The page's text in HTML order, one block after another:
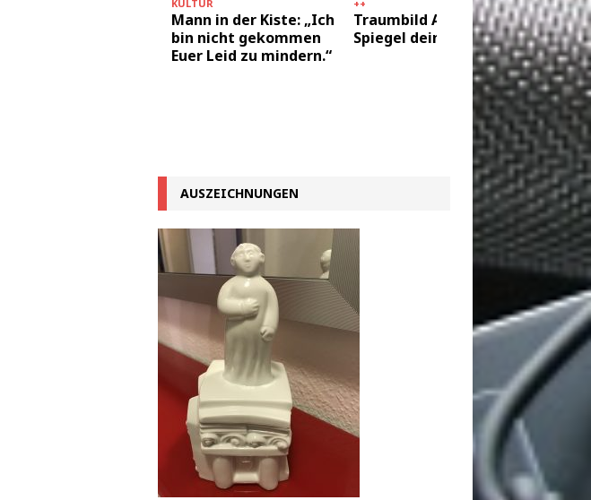
KULTUR
Mann in der Kiste: „Ich
bin nicht gekommen
Euer Leid zu mindern.“
++
Traumbild Auto –
Spiegel deiner Seele
DIE
Ecke
des
AUSZEICHNUNGEN